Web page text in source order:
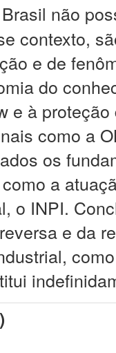
não
contexto,
e de
do
e à
como a
os
a
o INPI.
e da
)